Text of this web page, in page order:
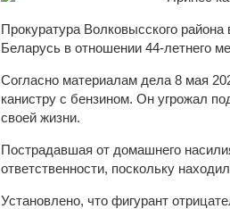
Прокуратура Волковысского района
Беларусь в отношении 44-летнего
Согласно материалам дела 8 мая
канистру с бензином. Он угрожал
своей жизни.
Пострадавшая от домашнего
ответственности, поскольку
Установлено, что фигурант